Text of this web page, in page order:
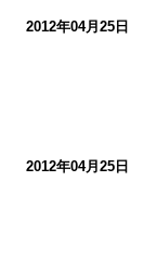
2012年04月25日
2012年04月25日